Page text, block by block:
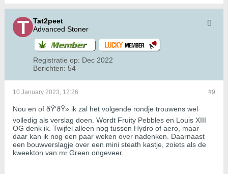
Tat2peet
Advanced Stoner
Registratie op: Dec 2022
Berichten: 54
#9
10 January 2023, 12:26
Nou en of ðŸ‘ðŸ» ik zal het volgende rondje trouwens wel
volledig als verslag doen. Wordt Fruity Pebbles en Louis XIII
OG denk ik. Twijfel alleen nog tussen Hydro of aero, maar
daar kan ik nog een paar weken over nadenken. Daarnaast
een bouwverslagje over een mini steath kastje, zoiets als de
kweekton van mr.Green ongeveer.